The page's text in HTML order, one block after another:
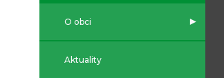
O obci
Aktuality